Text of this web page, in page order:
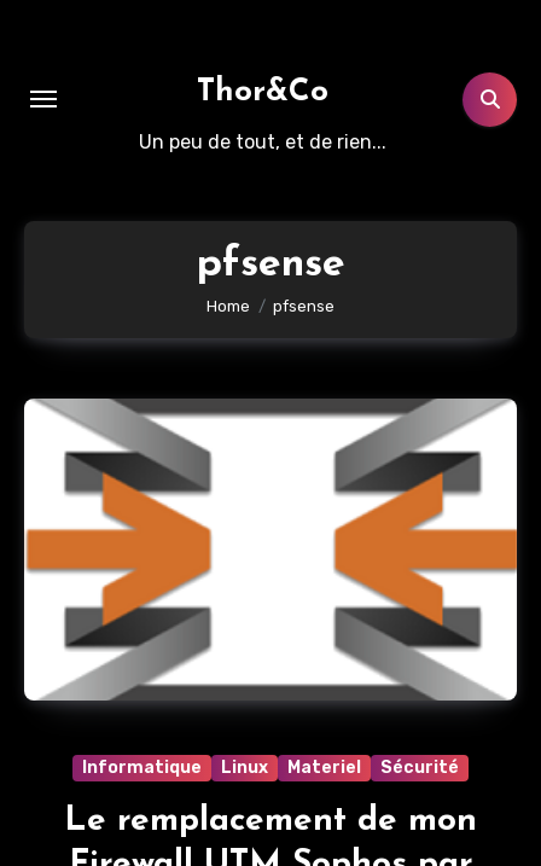
Thor&Co
Un peu de tout, et de rien...
pfsense
Home pfsense
Informatique Linux Materiel Sécurité
Le remplacement de mon